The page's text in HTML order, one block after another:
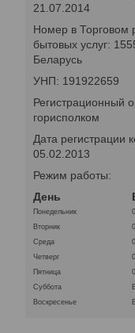
21.07.2014
Номер в Торговом
бытовых услуг:
Беларусь
УНП: 191922659
Регистрационный
горисполком
Дата регистрации
05.02.2013
Режим работы:
День
Понедельник
Вторник
Среда
Четверг
Пятница
Суббота
Воскресенье